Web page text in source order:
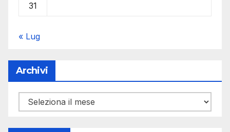
31
« Lug
Archivi
Archivi